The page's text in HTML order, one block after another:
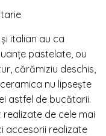
italian au ca
pastelate, ou
cărămiziu deschis,
nu lipsește
astfel de bucătarii.
de cele mai
accesorii realizate